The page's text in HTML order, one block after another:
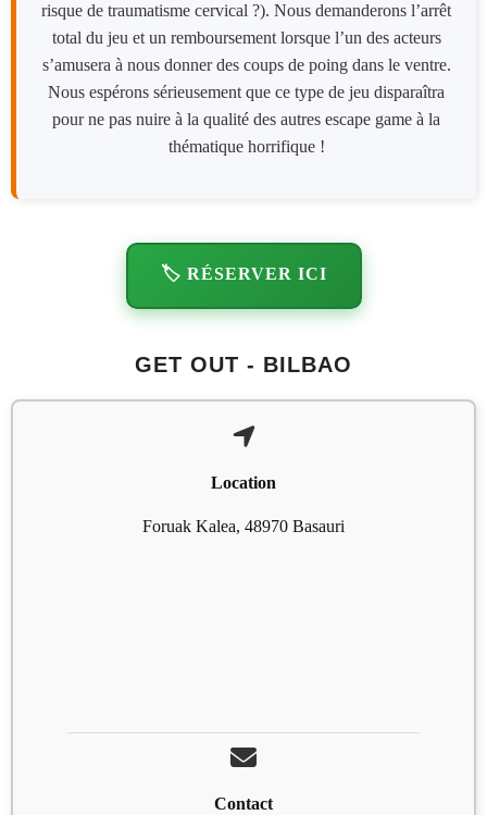
risque de traumatisme cervical ?). Nous demanderons l’arrêt
total du jeu et un remboursement lorsque l’un des acteurs
s’amusera à nous donner des coups de poing dans le ventre.
Nous espérons sérieusement que ce type de jeu disparaîtra
pour ne pas nuire à la qualité des autres escape game à la
thématique horrifique !
🏷️ RÉSERVER ICI
GET OUT - BILBAO
Location
Foruak Kalea, 48970 Basauri
Contact